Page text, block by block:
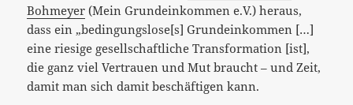
Bohmeyer (Mein Grundeinkommen e.V.) heraus,
dass ein „bedingungslose[s] Grundeinkommen […]
eine riesige gesellschaftliche Transformation [ist],
die ganz viel Vertrauen und Mut braucht – und Zeit,
damit man sich damit beschäftigen kann.